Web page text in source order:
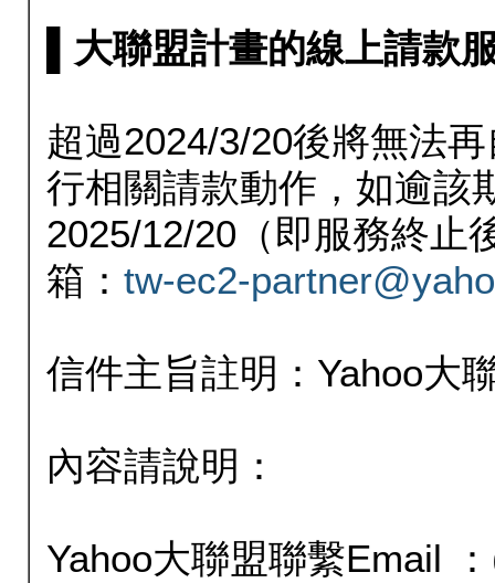
▌大聯盟計畫的線上請款
超過2024/3/20後將無法
行相關請款動作，如逾該
2025/12/20（即服務終止
箱： tw-ec2-
信件主旨註明：Yahoo大
內容請說明：
Yahoo大聯盟聯繫Email